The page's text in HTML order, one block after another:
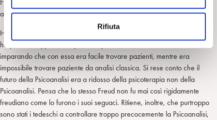
n
Rifiuta
Frances ha posto in evidenza quali sono le questioni che deve
affrontare la Psicoanalisi italiana.
Ha portato la sua esperienza personale. Con l’esperienza nella pratica,
ha preferito applicare la psicoterapia ad orientamento dinamico,
imparando che con essa era facile trovare pazienti, mentre era
impossibile trovare paziente da analisi classica. Si rese conto che il
futuro della Psicoanalisi era a ridosso della psicoterapia non della
Psicoanalisi. Pensa che lo stesso Freud non fu mai così rigidamente
freudiano come lo furono i suoi seguaci. Ritiene, inoltre, che purtroppo
sono stati i tedeschi a controllare troppo precocemente la Psicoanalisi,